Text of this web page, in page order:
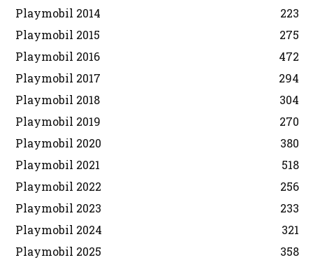
Playmobil 2014
223
Playmobil 2015
275
Playmobil 2016
472
Playmobil 2017
294
Playmobil 2018
304
Playmobil 2019
270
Playmobil 2020
380
Playmobil 2021
518
Playmobil 2022
256
Playmobil 2023
233
Playmobil 2024
321
Playmobil 2025
358